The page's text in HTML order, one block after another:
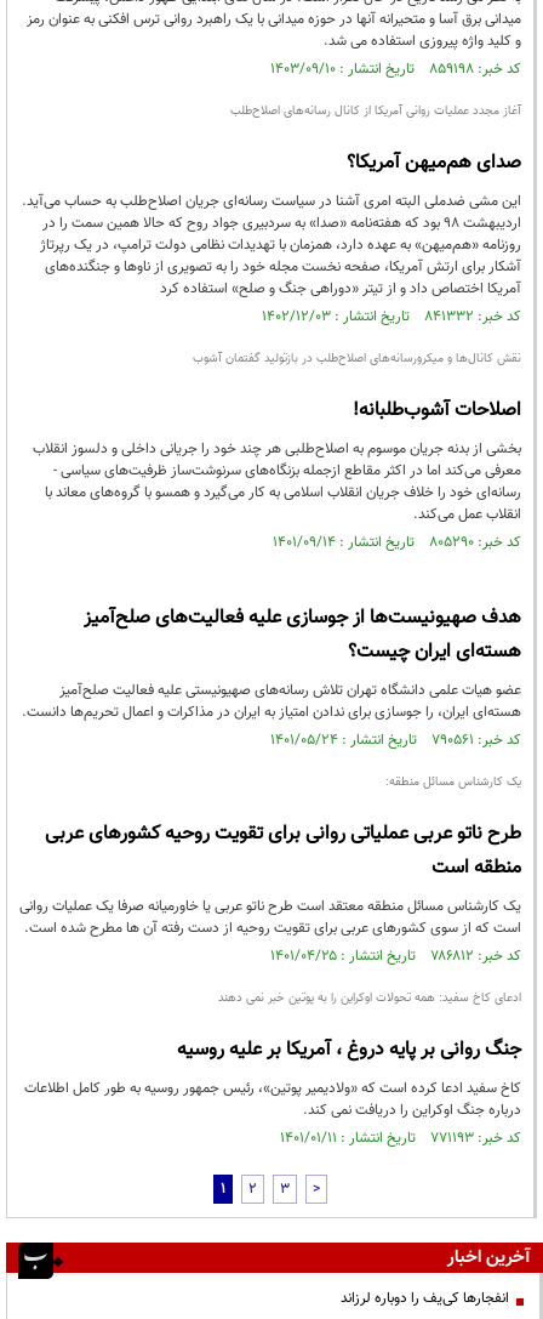
میدانی برق آسا و متحیرانه آنها در حوزه میدانی با یک راهبرد روانی ترس افکنی به عنوان رمز
و کلید واژه پیروزی استفاده می شد.
کد خبر: ۸۵۹۱۹۸ تاریخ انتشار : ۱۴۰۳/۰۹/۱۰
آغاز مجدد عملیات روانی آمریکا از کانال رسانه‌های اصلاح‌طلب
صدای هم‌میهن آمریکا؟
این مشی ضدملی البته امری آشنا در سیاست رسانه‌ای جریان اصلاح‌طلب به حساب می‌آید.
اردیبهشت 98 بود که هفته‌نامه «صدا» به سردبیری جواد روح که حالا همین سمت را در
روزنامه «هم‌میهن» به عهده دارد، همزمان با تهدیدات نظامی دولت ترامپ، در یک رپرتاژ
آشکار برای ارتش آمریکا، صفحه نخست مجله خود را به تصویری از ناوها و جنگنده‌های
آمریکا اختصاص داد و از تیتر «دوراهی جنگ و صلح» استفاده کرد
کد خبر: ۸۴۱۳۳۲ تاریخ انتشار : ۱۴۰۲/۱۲/۰۳
نقش کانال‌ها و میکرورسانه‌های اصلاح‌طلب در بازتولید گفتمان آشوب
اصلاحات آشوب‌طلبانه!
بخشی از بدنه جریان موسوم به اصلاح‌طلبی هر چند خود را جریانی داخلی و دلسوز انقلاب
معرفی می‌کند اما در اکثر مقاطع ازجمله بزنگاه‌های سرنوشت‌ساز ظرفیت‌های سیاسی -
رسانه‌ای خود را خلاف جریان انقلاب اسلامی به کار می‌گیرد و همسو با گروه‌های معاند با
انقلاب عمل می‌کند.
کد خبر: ۸۰۵۲۹۰ تاریخ انتشار : ۱۴۰۱/۰۹/۱۴
هدف صهیونیست‌ها از جوسازی علیه فعالیت‌های صلح‌آمیز
هسته‌ای ایران چیست؟
عضو هیات علمی دانشگاه تهران تلاش رسانه‌های صهیونیستی علیه فعالیت صلح‌آمیز
هسته‌ای ایران، را جوسازی برای ندادن امتیاز به ایران در مذاکرات و اعمال تحریم‌ها دانست.
کد خبر: ۷۹۰۵۶۱ تاریخ انتشار : ۱۴۰۱/۰۵/۲۴
یک کارشناس مسائل منطقه:
طرح ناتو عربی عملیاتی روانی برای تقویت روحیه کشورهای عربی
منطقه است
یک کارشناس مسائل منطقه معتقد است طرح ناتو عربی یا خاورمیانه صرفا یک عملیات روانی
است که از سوی کشورهای عربی برای تقویت روحیه از دست رفته آن ها مطرح شده است.
کد خبر: ۷۸۶۸۱۲ تاریخ انتشار : ۱۴۰۱/۰۴/۲۵
ادعای کاخ سفید: همه تحولات اوکراین را به پوتین خبر نمی دهند
جنگ روانی بر پایه دروغ ، آمریکا بر علیه روسیه
کاخ سفید ادعا کرده است که «ولادیمیر پوتین»، رئیس جمهور روسیه به طور کامل اطلاعات
درباره جنگ اوکراین را دریافت نمی کند.
کد خبر: ۷۷۱۱۹۳ تاریخ انتشار : ۱۴۰۱/۰۱/۱۱
1 2 3 >
آخرین اخبار
انفجارها کی‌یف را دوباره لرزاند